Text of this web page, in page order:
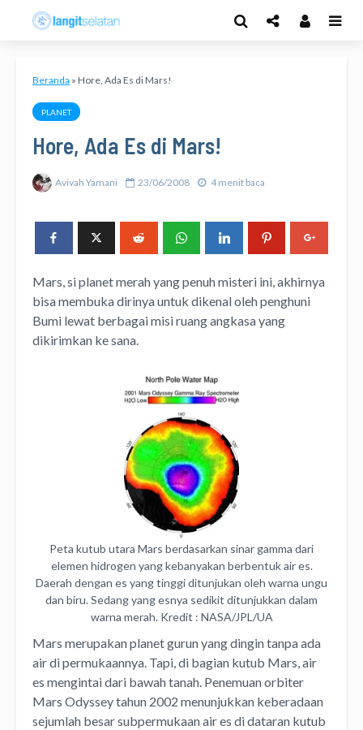
Beranda » Hore, Ada Es di Mars!
PLANET
Hore, Ada Es di Mars!
Avivah Yamani 23/06/2008 4 menit baca
Mars, si planet merah yang penuh misteri ini, akhirnya
bisa membuka dirinya untuk dikenal oleh penghuni
Bumi lewat berbagai misi ruang angkasa yang
dikirimkan ke sana.
Peta kutub utara Mars berdasarkan sinar gamma dari
elemen hidrogen yang kebanyakan berbentuk air es.
Daerah dengan es yang tinggi ditunjukan oleh warna ungu
dan biru. Sedang yang esnya sedikit ditunjukkan dalam
warna merah. Kredit : NASA/JPL/UA
Mars merupakan planet gurun yang dingin tanpa ada
air di permukaannya. Tapi, di bagian kutub Mars, air
es mengintai dari bawah tanah. Penemuan orbiter
Mars Odyssey tahun 2002 menunjukkan keberadaan
sejumlah besar subpermukaan air es di dataran kutub